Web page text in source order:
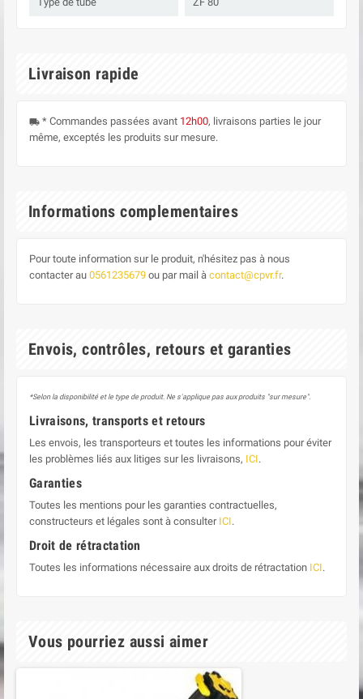
Livraison rapide
local_shipping * Commandes passées avant 12h00, livraisons parties le jour
même, exceptés les produits sur mesure.
Informations complementaires
Pour toute information sur le produit, n'hésitez pas à nous
contacter au 0561235679 ou par mail à contact@cpvr.fr.
Envois, contrôles, retours et garanties
*Selon la disponibilité et le type de produit. Ne s'applique pas aux produits "sur mesure".
Livraisons, transports et retours
Les envois, les transporteurs et toutes les informations pour éviter
les problèmes liés aux litiges sur les livraisons, ICI.
Garanties
Toutes les mentions pour les garanties contractuelles,
constructeurs et légales sont à consulter ICI.
Droit de rétractation
Toutes les informations nécessaire aux droits de rétractation ICI.
Vous pourriez aussi aimer